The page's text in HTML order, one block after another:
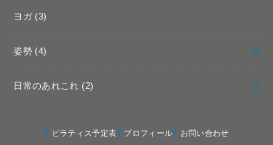
ヨガ (3)
姿勢 (4)
日常のあれこれ (2)
ピラティス予定表 プロフィール お問い合わせ